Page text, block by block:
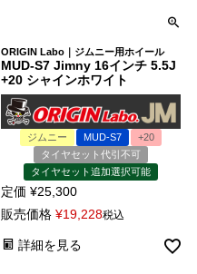
ORIGIN Labo｜ジムニー用ホイール
MUD-S7 Jimny 16インチ 5.5J
+20 シャインホワイト
ジムニー MUD-S7
+20
タイヤセット代引不可
タイヤセット追加選択可能
定価 ¥25,300
販売価格 ¥19,228税込
詳細を見る